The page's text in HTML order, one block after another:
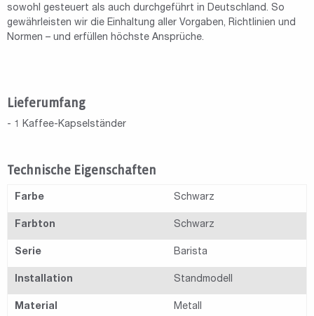
sowohl gesteuert als auch durchgeführt in Deutschland. So
gewährleisten wir die Einhaltung aller Vorgaben, Richtlinien und
Normen – und erfüllen höchste Ansprüche.
Lieferumfang
- 1 Kaffee-Kapselständer
Technische Eigenschaften
Farbe Schwarz
Farbton Schwarz
Serie Barista
Installation Standmodell
Material Metall